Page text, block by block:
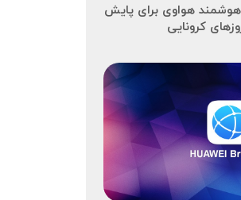
هواوی برای پایش
کرونایی